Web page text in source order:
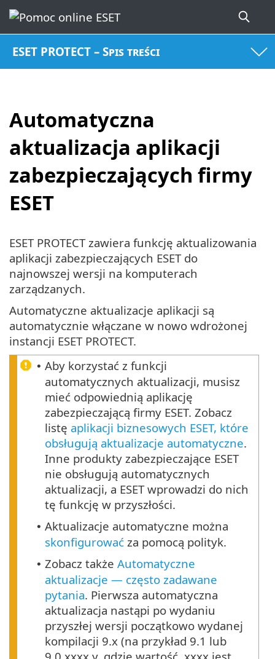
ESET PROTECT – Spis treści
Automatyczna
aktualizacja aplikacji
zabezpieczających firmy
ESET
ESET PROTECT zawiera funkcję aktualizowania
aplikacji zabezpieczających ESET do
najnowszej wersji na komputerach
zarządzanych.
Automatyczne aktualizacje aplikacji są
automatycznie włączane w nowo wdrożonej
instancji ESET PROTECT.
• Aby korzystać z funkcji
automatycznych aktualizacji, musisz
mieć odpowiednią aplikację
zabezpieczającą firmy ESET. Zobacz
listę aplikacji biznesowych ESET, które
obsługują aktualizacje automatyczne.
Inne produkty zabezpieczające ESET
nie obsługują automatycznych
aktualizacji, a ESET wprowadzi do nich
tę funkcję w przyszłości.
• Aktualizacje automatyczne można
skonfigurować za pomocą polityk.
• Zobacz także Automatyczne
aktualizacje — często zadawane
pytania. Pierwsza automatyczna
aktualizacja nastąpi po wydaniu
przyszłej wersji początkowo wydanej
kompilacji 9.x (na przykład 9.1 lub